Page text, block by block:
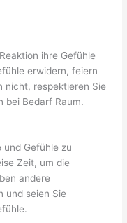
ihre Gefühle
erwidern, feiern
nicht, respektieren Sie
bei Bedarf Raum.
und Gefühle zu
Zeit, um die
andere
und seien Sie